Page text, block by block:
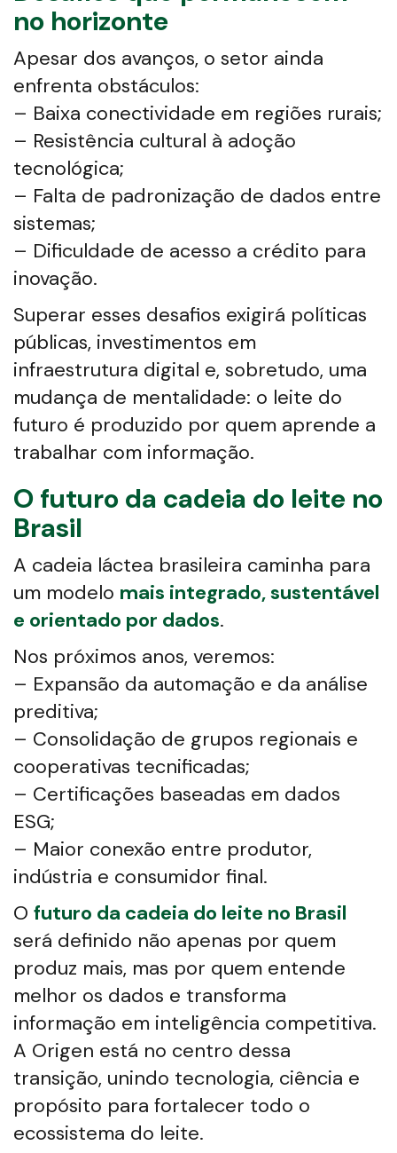
no horizonte
Apesar dos avanços, o setor ainda
enfrenta obstáculos:
– Baixa conectividade em regiões rurais;
– Resistência cultural à adoção
tecnológica;
– Falta de padronização de dados entre
sistemas;
– Dificuldade de acesso a crédito para
inovação.
Superar esses desafios exigirá políticas
públicas, investimentos em
infraestrutura digital e, sobretudo, uma
mudança de mentalidade: o leite do
futuro é produzido por quem aprende a
trabalhar com informação.
O futuro da cadeia do leite no
Brasil
A cadeia láctea brasileira caminha para
um modelo mais integrado, sustentável
e orientado por dados.
Nos próximos anos, veremos:
– Expansão da automação e da análise
preditiva;
– Consolidação de grupos regionais e
cooperativas tecnificadas;
– Certificações baseadas em dados
ESG;
– Maior conexão entre produtor,
indústria e consumidor final.
O futuro da cadeia do leite no Brasil
será definido não apenas por quem
produz mais, mas por quem entende
melhor os dados e transforma
informação em inteligência competitiva.
A Origen está no centro dessa
transição, unindo tecnologia, ciência e
propósito para fortalecer todo o
ecossistema do leite.